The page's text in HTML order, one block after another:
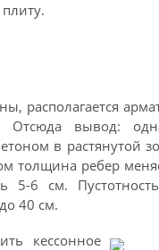
располагается
Отсюда вывод:
в растянутой
толщина ребер
6 см. Пустотность
40 см.
кессонное